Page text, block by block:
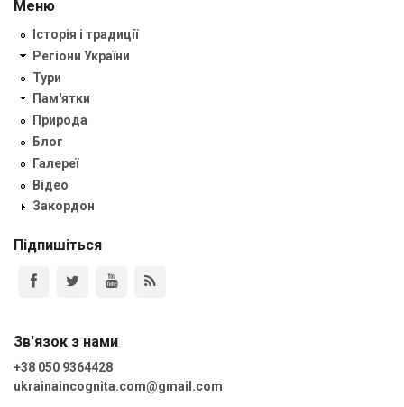
Меню
Історія і традиції
Регіони України
Тури
Пам'ятки
Природа
Блог
Галереї
Відео
Закордон
Підпишіться
Зв'язок з нами
+38 050 9364428
ukrainaincognita.com@gmail.com